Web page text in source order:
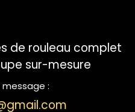
de rouleau complet
sur-mesure
message :